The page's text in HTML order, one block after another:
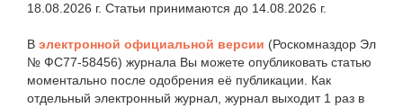
18.08.2026 г. Статьи принимаются до 14.08.2026 г.
В электронной официальной версии (Роскомназдор Эл
№ ФС77-58456) журнала Вы можете опубликовать статью
моментально после одобрения её публикации. Как
отдельный электронный журнал, журнал выходит 1 раз в